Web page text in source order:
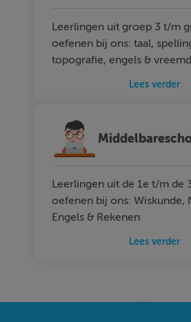
Leerlingen uit groep 3 t/m
oefenen bij ons: taal,
topografie, engels &
Lees verder
Leerlingen uit de 1e t/m de
oefenen bij ons: Wiskunde,
Engels & Rekenen
Lees verder